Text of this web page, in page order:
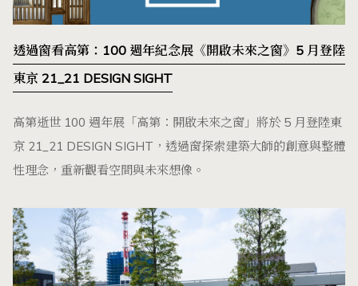
透過窗看高第：100 週年紀念展《開啟未來之窗》5 月登陸
東京 21_21 DESIGN SIGHT
高第逝世 100 週年展「高第：開啟未來之窗」將於 5 月登陸東
京 21_21 DESIGN SIGHT，透過窗探索建築大師的創意與整體
性理念，重新觀看空間與未來想像。